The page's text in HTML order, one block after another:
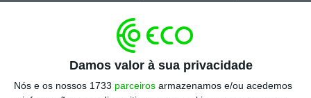
Damos valor à sua privacidade
Nós e os nossos 1733 parceiros armazenamos e/ou acedemos
https://eco.sapo.pt/quote/fundo-monetario-internacional-fmi-o-consumo-interno-cresceu-10-entre-o-1o-trimestre-de-17/ Copiar